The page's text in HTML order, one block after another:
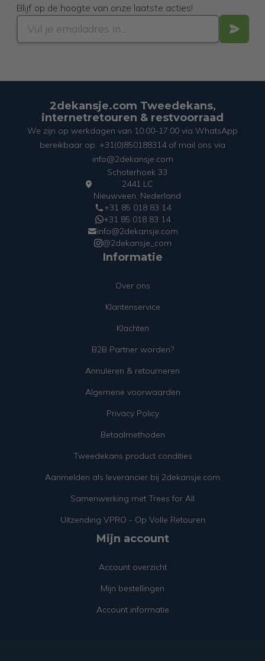
Blijf op de hoogte van onze laatste acties!
2dekansje.com Tweedekans,
internetretouren & restvoorraad
We zijn op werkdagen van 10:00-17:00 via WhatsApp
bereikbaar op: +31(0)850188314 of mail ons via
info@2dekansje.com
Schoterhoek 33
2441 LC
Nieuwveen, Nederland
+31 85 018 83 14
+31 85 018 83 14
info@2dekansje.com
@2dekansje_com
Informatie
Over ons
Klantenservice
Klachten
B2B Partner worden?
Annuleren & retourneren
Algemene voorwaarden
Privacy Policy
Betaalmethoden
Tweedekans product condities
Aanmelden als leverancier bij 2dekansje.com
Samenwerking met Trees for All
Uitzending VPRO - Op Volle Retouren
Mijn account
Account overzicht
Mijn bestellingen
Account informatie